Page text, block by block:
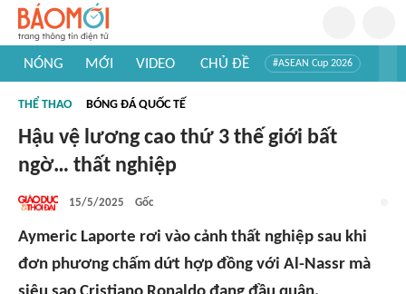
NÓNG MỚI VIDEO CHỦ ĐỀ #ASEAN Cup 2026
#Khám phá thế giới
THỂ THAO BÓNG ĐÁ QUỐC TẾ
Hậu vệ lương cao thứ 3 thế giới bất
ngờ… thất nghiệp
15/5/2025 Gốc
Aymeric Laporte rơi vào cảnh thất nghiệp sau khi
đơn phương chấm dứt hợp đồng với Al-Nassr mà